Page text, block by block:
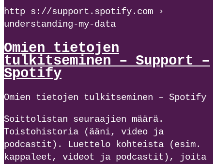
http s://support.spotify.com ›
understanding-my-data
Omien tietojen
tulkitseminen – Support –
Spotify
Omien tietojen tulkitseminen – Spotify
Soittolistan seuraajien määrä.
Toistohistoria (ääni, video ja
podcastit). Luettelo kohteista (esim.
kappaleet, videot ja podcastit), joita